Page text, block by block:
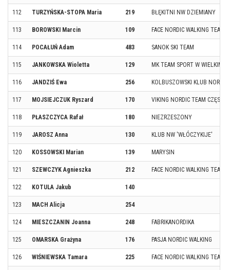
112 TURZYŃSKA-STOPA Maria 219 BŁĘKITNI NW DZIEMIANY
113 BOROWSKI Marcin 109 FACE NORDIC WALKING TEAM
114 POCAŁUŃ Adam 483 SANOK SKI TEAM
115 JANKOWSKA Wioletta 129 MK TEAM SPORT W WIELKIM
116 JANDZIŚ Ewa 256 KOLBUSZOWSKI KLUB NORDIC
117 MOJSIEJCZUK Ryszard 170 VIKING NORDIC TEAM
118 PŁASZCZYCA Rafał 180 NIEZRZESZONY
119 JAROSZ Anna 130 KLUB NW 'WŁÓCZYKIJE'
120 KOSSOWSKI Marian 139 MARYSIN
121 SZEWCZYK Agnieszka 212 FACE NORDIC WALKING TEAM
122 KOTULA Jakub 140
123 MACH Alicja 254
124 MIESZCZANIN Joanna 248 FABRIKANORDIKA
125 OMARSKA Grażyna 176 PASJA NORDIC WALKING
126 WIŚNIEWSKA Tamara 225 FACE NORDIC WALKING TEAM